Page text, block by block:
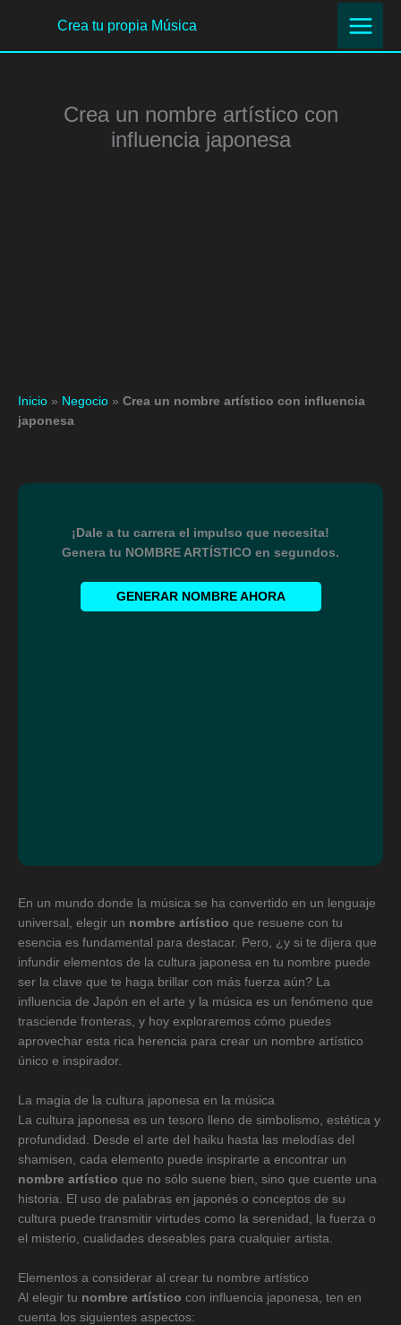
contenido
Crea tu propia Música
Crea un nombre artístico con
influencia japonesa
Inicio » Negocio » Crea un nombre artístico con influencia
japonesa
¡Dale a tu carrera el impulso que necesita!
Genera tu NOMBRE ARTÍSTICO en segundos.
GENERAR NOMBRE AHORA
En un mundo donde la música se ha convertido en un lenguaje
universal, elegir un nombre artístico que resuene con tu
esencia es fundamental para destacar. Pero, ¿y si te dijera que
infundir elementos de la cultura japonesa en tu nombre puede
ser la clave que te haga brillar con más fuerza aún? La
influencia de Japón en el arte y la música es un fenómeno que
trasciende fronteras, y hoy exploraremos cómo puedes
aprovechar esta rica herencia para crear un nombre artístico
único e inspirador.
La magia de la cultura japonesa en la música
La cultura japonesa es un tesoro lleno de simbolismo, estética y
profundidad. Desde el arte del haiku hasta las melodías del
shamisen, cada elemento puede inspirarte a encontrar un
nombre artístico que no sólo suene bien, sino que cuente una
historia. El uso de palabras en japonés o conceptos de su
cultura puede transmitir virtudes como la serenidad, la fuerza o
el misterio, cualidades deseables para cualquier artista.
Elementos a considerar al crear tu nombre artístico
Al elegir tu nombre artístico con influencia japonesa, ten en
cuenta los siguientes aspectos: